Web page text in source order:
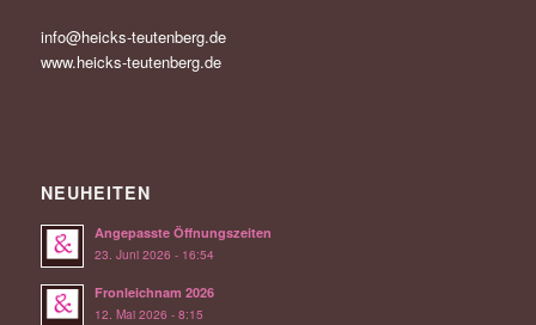
info@heicks-teutenberg.de
www.heicks-teutenberg.de
NEUHEITEN
Angepasste Öffnungszeiten
23. Juni 2026 - 16:54
Fronleichnam 2026
12. Mai 2026 - 8:15